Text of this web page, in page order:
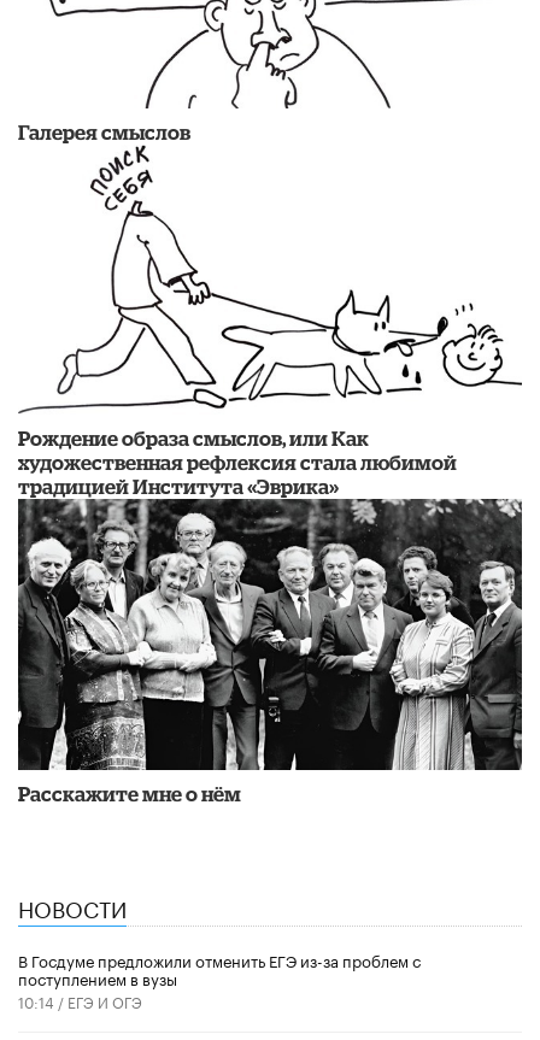
Галерея смыслов
Рождение образа смыслов, или Как
художественная рефлексия стала любимой
традицией Института «Эврика»
Расскажите мне о нём
НОВОСТИ
В Госдуме предложили отменить ЕГЭ из-за проблем с
поступлением в вузы
10:14 / ЕГЭ И ОГЭ